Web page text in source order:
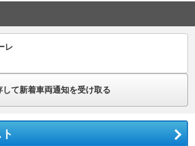
レ
して新着車両通知を受け取る